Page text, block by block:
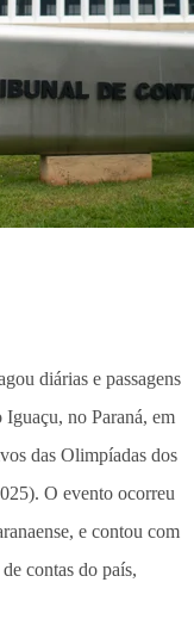
diárias e passagens
no Paraná, em
das Olimpíadas dos
O evento ocorreu
e contou com
contas do país,